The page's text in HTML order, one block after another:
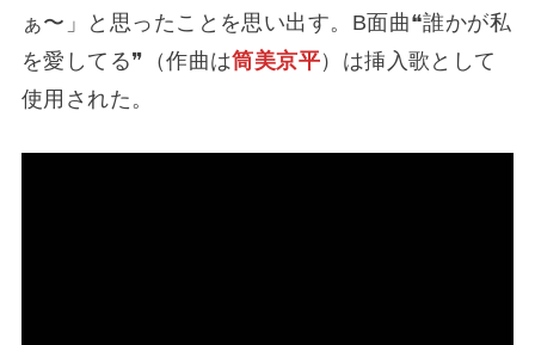
ぁ〜」と思ったことを思い出す。B面曲❝誰かが私
を愛してる❞（作曲は筒美京平）は挿入歌として
使用された。